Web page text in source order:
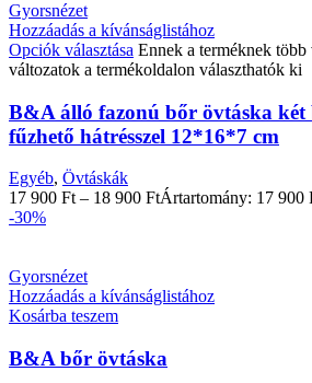
Gyorsnézet
Hozzáadás a kívánságlistához
Opciók választása Ennek a terméknek
változatok a termékoldalon választhatók ki
B&A álló fazonú bőr övtáska két
fűzhető hátrésszel 12*16*7 cm
Egyéb, Övtáskák
17 900 Ft – 18 900 FtÁrtartomány: 17 900
-30%
Gyorsnézet
Hozzáadás a kívánságlistához
Kosárba teszem
B&A bőr övtáska